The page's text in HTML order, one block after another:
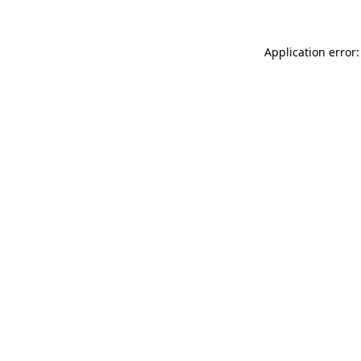
Application